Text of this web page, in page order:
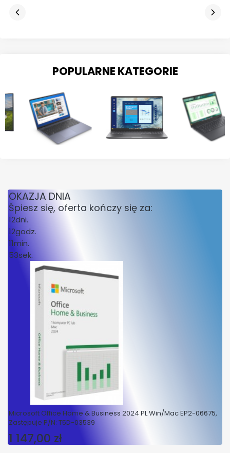
POPULARNE KATEGORIE
OKAZJA DNIA
Śpiesz się, oferta kończy się za:
12dni.
12godz.
11min.
53sek.
Microsoft Office Home & Business 2024 PL Win/Mac EP2-06675,
Zastępuje P/N: T5D-03539
Cena
1 147,00 zł